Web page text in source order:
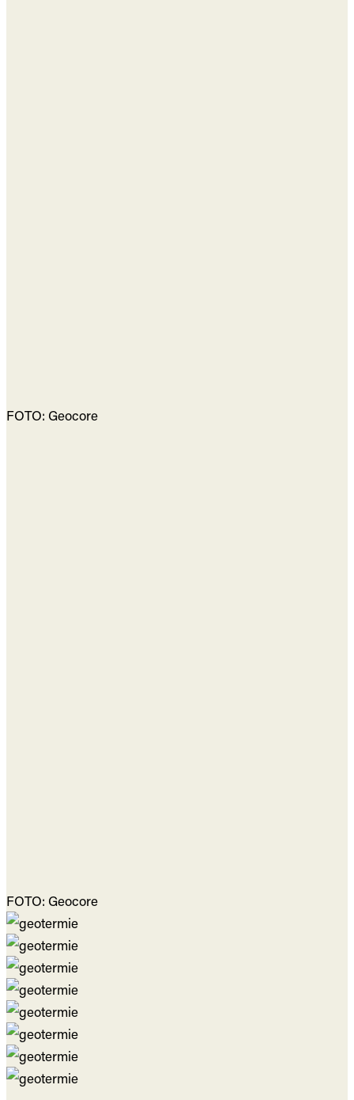
FOTO: Geocore
FOTO: Geocore